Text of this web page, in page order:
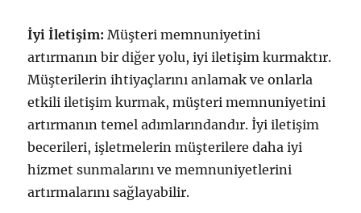
İyi İletişim: Müşteri memnuniyetini
artırmanın bir diğer yolu, iyi iletişim kurmaktır.
Müşterilerin ihtiyaçlarını anlamak ve onlarla
etkili iletişim kurmak, müşteri memnuniyetini
artırmanın temel adımlarındandır. İyi iletişim
becerileri, işletmelerin müşterilere daha iyi
hizmet sunmalarını ve memnuniyetlerini
artırmalarını sağlayabilir.